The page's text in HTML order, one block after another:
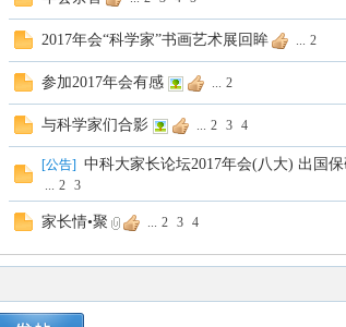
2017年会“科学家”书画艺术展回眸 ... 2
参加2017年会有感 ... 2
与科学家们合影 ... 2 3 4
[公告] 中科大家长论坛2017年会(八大) 出国
... 2 3
家长情•聚 ... 2 3 4